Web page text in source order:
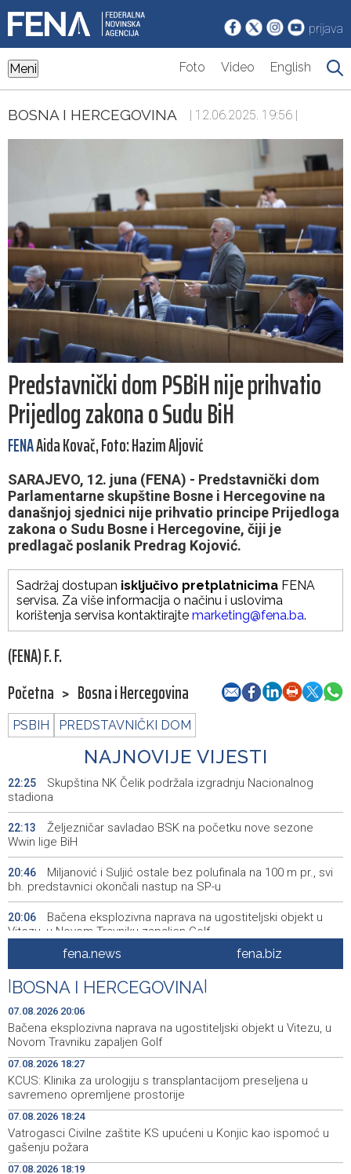
prijava
Meni Foto Video English
BOSNA I HERCEGOVINA | 12.06.2025. 19:56 |
Predstavnički dom PSBiH nije prihvatio
Prijedlog zakona o Sudu BiH
FENAAida Kovač, Foto: Hazim Aljović
SARAJEVO, 12. juna (FENA) - Predstavnički dom
Parlamentarne skupštine Bosne i Hercegovine na
današnjoj sjednici nije prihvatio principe Prijedloga
zakona o Sudu Bosne i Hercegovine, čiji je
predlagač poslanik Predrag Kojović.
Sadržaj dostupan isključivo pretplatnicima FENA
servisa. Za više informacija o načinu i uslovima
korištenja servisa kontaktirajte marketing@fena.ba.
(FENA) F. F.
Početna > Bosna i Hercegovina
PSBIH PREDSTAVNIČKI DOM
NAJNOVIJE VIJESTI
22:25
Skupština NK Čelik podržala izgradnju Nacionalnog
stadiona
22:13
Željezničar savladao BSK na početku nove sezone
Wwin lige BiH
20:46
Miljanović i Suljić ostale bez polufinala na 100 m pr., svi
bh. predstavnici okončali nastup na SP-u
20:06
Bačena eksplozivna naprava na ugostiteljski objekt u
Vitezu, u Novom Travniku zapaljen Golf
Galerija ULUPUBiH otvara novu izlagačku sezonu,
predstavlja novi izlagački program
19:44 Faris Dževahirić novi nogometaš Veleža
19:21 Announcement of events for Saturday, 8 August 2026
19:10
Rudari Milanovića ubijedili da ode kući, Memčić se već
ponovo vratio u jamu 'Raspotočje'
19:03
Sarajevo Film Festival presents Kinoscope and
Kinoscope Surreal programs
19:00 Najave događaja za 8. 8. 2026. godine (subota)
fena.news fena.biz
BOSNA I HERCEGOVINA
07.08.2026 20:06
Bačena eksplozivna naprava na ugostiteljski objekt u Vitezu, u
Novom Travniku zapaljen Golf
07.08.2026 18:27
KCUS: Klinika za urologiju s transplantacijom preseljena u
savremeno opremljene prostorije
07.08.2026 18:24
Vatrogasci Civilne zaštite KS upućeni u Konjic kao ispomoć u
gašenju požara
07.08.2026 18:19